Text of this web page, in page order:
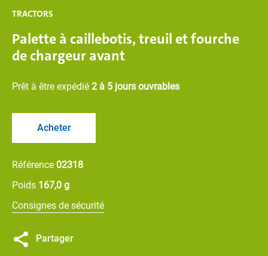
TRACTORS
Palette à caillebotis, treuil et fourche
de chargeur avant
Prêt à être expédié 2 à 5 jours ouvrables
Acheter
Référence 02318
Poids 167,0 g
Consignes de sécurité
Partager